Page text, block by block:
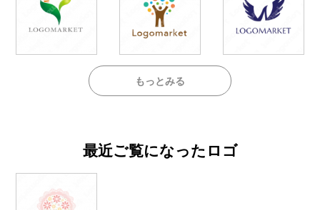
もっとみる
最近ご覧になったロゴ